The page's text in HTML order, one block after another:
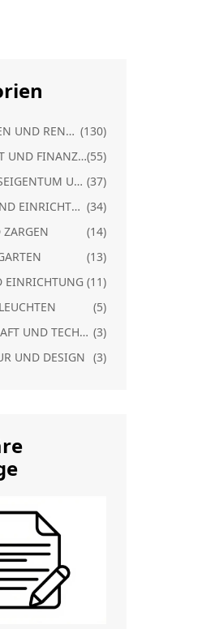
HEIMWERKEN UND RENOVIERUNG (130)
WIRTSCHAFT UND FINANZEN(55)
WOHNUNGSEIGENTUM UND RECHT (37)
WOHNEN UND EINRICHTUNG (34)
(14)
(13)
EINRICHTUNG (11)
(5)
WISSENSCHAFT UND TECHNIK (3)
UND DESIGN (3)